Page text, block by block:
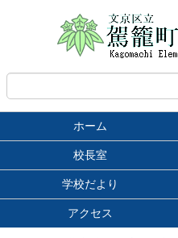
ホーム
校長室
学校だより
アクセス